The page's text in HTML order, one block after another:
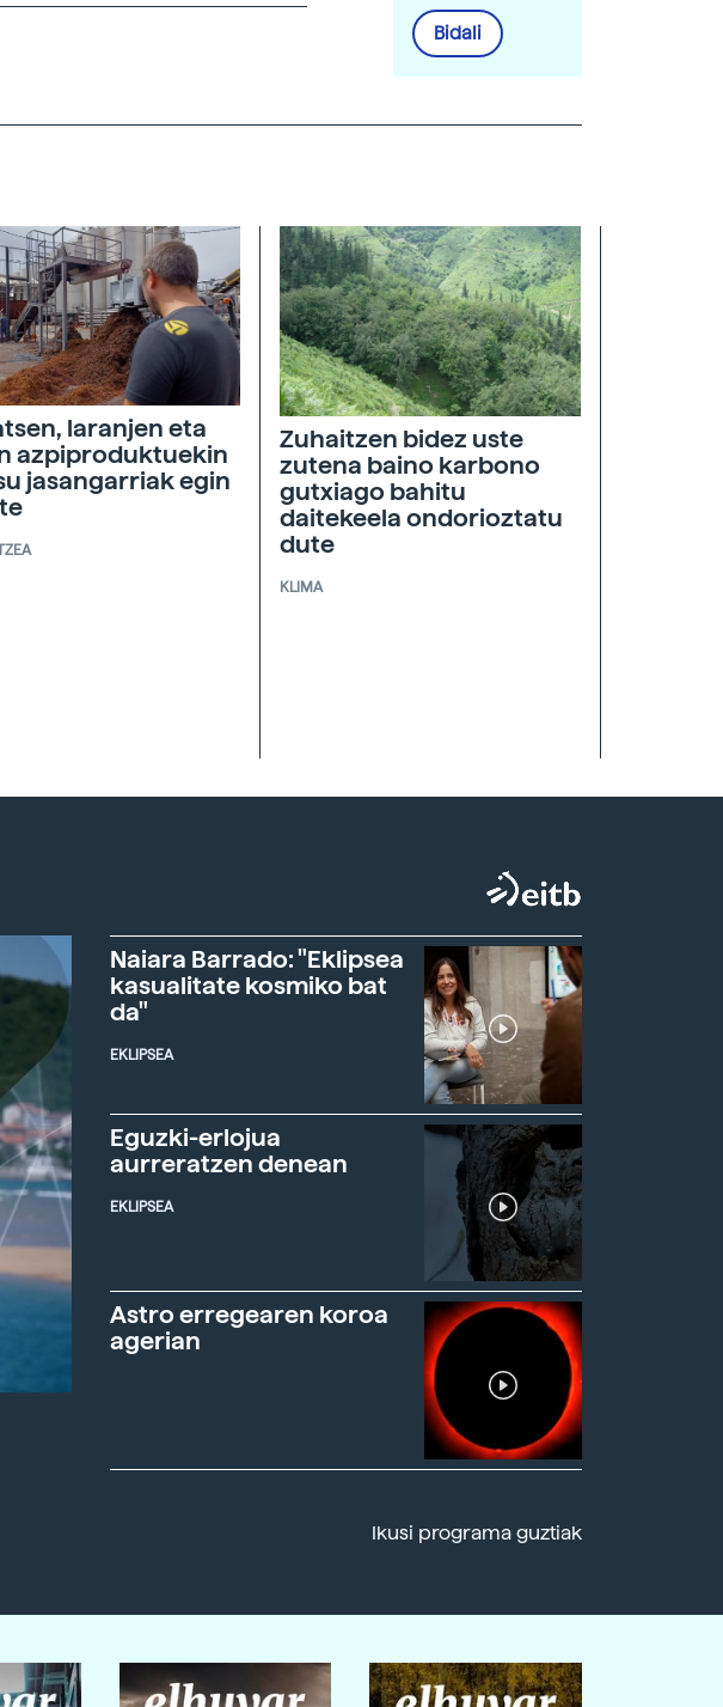
Bidali
laranjen eta
azpiproduktuekin
jasangarriak egin
Zuhaitzen bidez uste
zutena baino karbono
gutxiago bahitu
daitekeela ondorioztatu
dute
KLIMA
Naiara Barrado: "Eklipsea
kasualitate kosmiko bat
da"
EKLIPSEA
Eguzki-erlojua
aurreratzen denean
EKLIPSEA
Astro erregearen koroa
agerian
Ikusi programa guztiak